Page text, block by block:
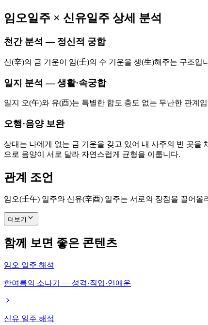
임오일주 × 신유일주 상세 분석
천간 분석 — 정신적 궁합
신(辛)의 금 기운이 임(壬)의 수 기운을 생(生)해주는 구조
일지 분석 — 생활·속궁합
일지 오(午)와 유(酉)는 특별한 합도 충도 없는 무난한 관계
오행·음양 보완
상대는 나에게 없는 금 기운을 갖고 있어 내 사주의 빈 곳을
으로 음양이 서로 달라 자연스럽게 균형을 이룹니다.
관계 조언
임오(壬午) 일주와 신유(辛酉) 일주는 서로의 장점을 끌어
더보기
함께 보면 좋은 콘텐츠
임오 일주 해석
한여름의 소나기 — 성격·직업·연애운
신유 일주 해석